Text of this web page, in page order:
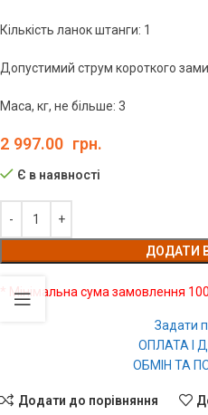
Кількість ланок штанги: 1
Допустимий струм короткого
Маса, кг, не більше: 3
2 997.00 грн.
Є в наявності
ДОДАТИ
* Мінімальна сума замовлення
Задати
ОПЛАТА І
ОБМІН ТА
Додати до порівняння